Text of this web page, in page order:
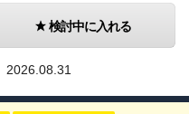
検討中に入れる
2026.08.31